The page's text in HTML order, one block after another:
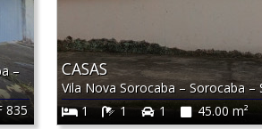
835
–
CASAS
Vila Nova Sorocaba –Sorocaba –
1
1 1 45.00 m²